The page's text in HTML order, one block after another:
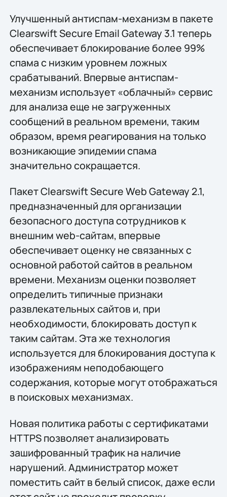
Улучшенный антиспам-механизм в пакете
Clearswift Secure Email Gateway 3.1 теперь
обеспечивает блокирование более 99%
спама с низким уровнем ложных
срабатываний. Впервые антиспам-
механизм использует «облачный» сервис
для анализа еще не загруженных
сообщений в реальном времени, таким
образом, время реагирования на только
возникающие эпидемии спама
значительно сокращается.
Пакет Clearswift Secure Web Gateway 2.1,
предназначенный для организации
безопасного доступа сотрудников к
внешним web-сайтам, впервые
обеспечивает оценку не связанных с
основной работой сайтов в реальном
времени. Механизм оценки позволяет
определить типичные признаки
развлекательных сайтов и, при
необходимости, блокировать доступ к
таким сайтам. Эта же технология
используется для блокирования доступа к
изображениям неподобающего
содержания, которые могут отображаться
в поисковых механизмах.
Новая политика работы с сертификатами
HTTPS позволяет анализировать
зашифрованный трафик на наличие
нарушений. Администратор может
поместить сайт в белый список, даже если